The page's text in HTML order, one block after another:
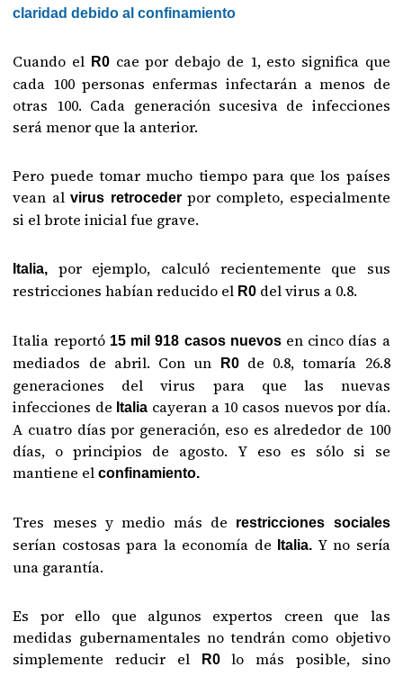
claridad debido al confinamiento
Cuando el R0 cae por debajo de 1, esto significa que
cada 100 personas enfermas infectarán a menos de
otras 100. Cada generación sucesiva de infecciones
será menor que la anterior.
Pero puede tomar mucho tiempo para que los países
vean al virus retroceder por completo, especialmente
si el brote inicial fue grave.
Italia,
por ejemplo, calculó recientemente que sus
restricciones habían reducido el R0 del virus a 0.8.
Italia reportó 15 mil 918 casos nuevos en cinco días a
mediados de abril. Con un
R0 de 0.8, tomaría 26.8
generaciones del virus para que las nuevas
infecciones de Italia cayeran a 10 casos nuevos por día.
A cuatro días por generación, eso es alrededor de 100
días, o principios de agosto. Y eso es sólo si se
mantiene elconfinamiento.
Tres meses y medio más de restricciones sociales
serían costosas para la economía de Italia. Y no sería
una garantía.
Es por ello que algunos expertos creen que las
medidas gubernamentales no tendrán como objetivo
simplemente reducir el
R0lo más posible, sino